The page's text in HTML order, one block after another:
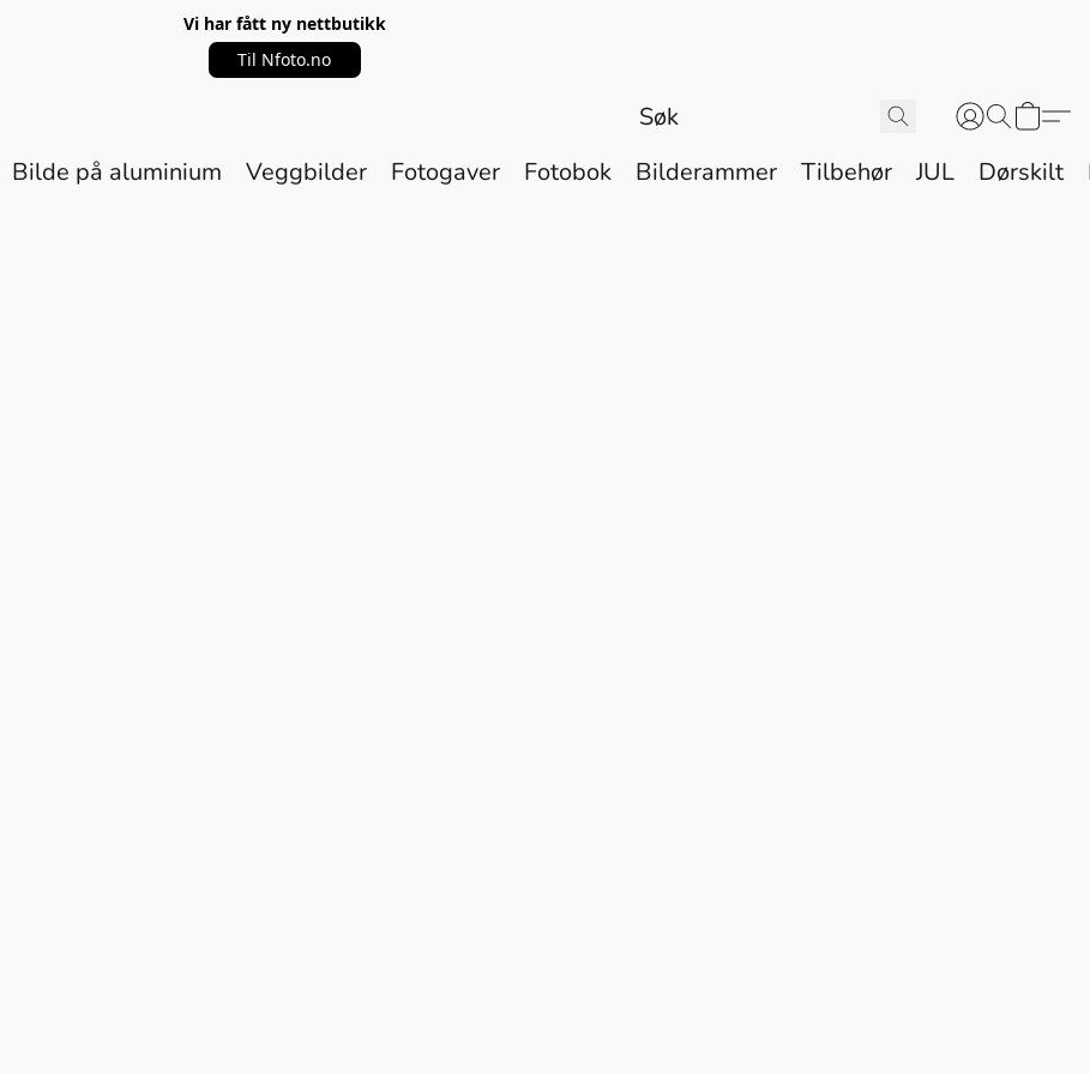
Vi har fått ny nettbutikk
Til Nfoto.no
Bilde på aluminium Veggbilder Fotogaver Fotobok Bilderammer Tilbehør JUL Dørskilt